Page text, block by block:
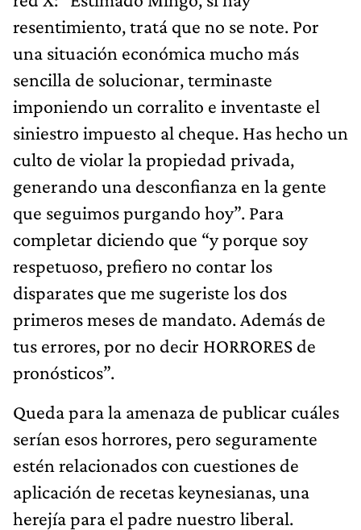
resentimiento, tratá que no se note. Por
una situación económica mucho más
sencilla de solucionar, terminaste
imponiendo un corralito e inventaste el
siniestro impuesto al cheque. Has hecho un
culto de violar la propiedad privada,
generando una desconfianza en la gente
que seguimos purgando hoy”. Para
completar diciendo que “y porque soy
respetuoso, prefiero no contar los
disparates que me sugeriste los dos
primeros meses de mandato. Además de
tus errores, por no decir HORRORES de
pronósticos”.
Queda para la amenaza de publicar cuáles
serían esos horrores, pero seguramente
estén relacionados con cuestiones de
aplicación de recetas keynesianas, una
herejía para el padre nuestro liberal.